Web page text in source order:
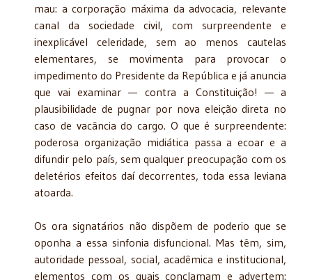
mau: a corporação máxima da advocacia, relevante
canal da sociedade civil, com surpreendente e
inexplicável celeridade, sem ao menos cautelas
elementares, se movimenta para provocar o
impedimento do Presidente da República e já anuncia
que vai examinar — contra a Constituição! — a
plausibilidade de pugnar por nova eleição direta no
caso de vacância do cargo. O que é surpreendente:
poderosa organização midiática passa a ecoar e a
difundir pelo país, sem qualquer preocupação com os
deletérios efeitos daí decorrentes, toda essa leviana
atoarda.
Os ora signatários não dispõem de poderio que se
oponha a essa sinfonia disfuncional. Mas têm, sim,
autoridade pessoal, social, acadêmica e institucional,
elementos com os quais conclamam e advertem: